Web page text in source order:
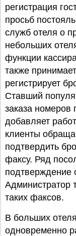
регистрация
просьб
служб отеля о
небольших
функции
также
регистрирует
Ставший
заказа номеров
добавляет
клиенты
подтвердить
факсу. Ряд
подтверждение
Администратор
таких факсов.
В больших
одновременно